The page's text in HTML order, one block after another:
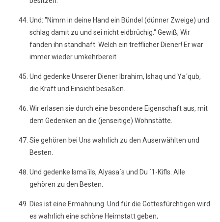
Und: "Nimm in deine Hand ein Bündel (dünner Zweige) und
schlag damit zu und sei nicht eidbrüchig." Gewiß, Wir
fanden ihn standhaft. Welch ein trefflicher Diener! Er war
immer wieder umkehrbereit.
Und gedenke Unserer Diener Ibrahim, Ishaq und Ya´qub,
die Kraft und Einsicht besaßen.
Wir erlasen sie durch eine besondere Eigenschaft aus, mit
dem Gedenken an die (jenseitige) Wohnstätte.
Sie gehören bei Uns wahrlich zu den Auserwählten und
Besten.
Und gedenke Isma´ils, Alyasa´s und Du ´1-Kifls. Alle
gehören zu den Besten.
Dies ist eine Ermahnung. Und für die Gottesfürchtigen wird
es wahrlich eine schöne Heimstatt geben,